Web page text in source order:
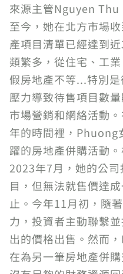
來源主管Nguyen
至今，她在北方市場
產項目清單已經達到
類繁多，從住宅、工
假房地產不等...特別
壓力導致待售項目數
市場營銷和網絡活動
年的時間裡，Phuong
躍的房地產併購活動
2023年7月，她的公
目，但無法就售價達
止。今年11月初，隨
力，投資者主動聯繫
出的價格出售。然而
在為另一筆房地產併